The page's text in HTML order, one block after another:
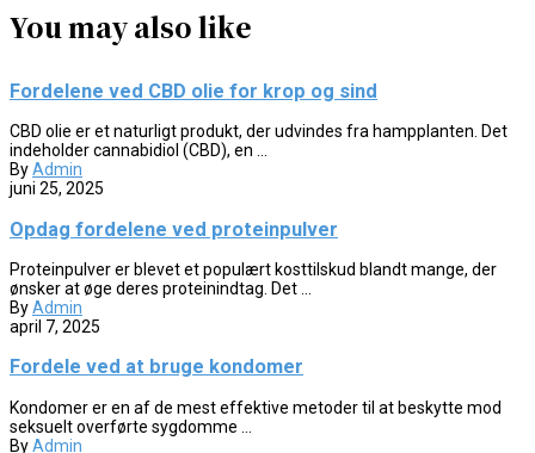
You may also like
Fordelene ved CBD olie for krop og sind
CBD olie er et naturligt produkt, der udvindes fra hampplanten. Det
indeholder cannabidiol (CBD), en ...
ByAdmin
juni 25, 2025
Opdag fordelene ved proteinpulver
Proteinpulver er blevet et populært kosttilskud blandt mange, der
ønsker at øge deres proteinindtag. Det ...
ByAdmin
april 7, 2025
Fordele ved at bruge kondomer
Kondomer er en af de mest effektive metoder til at beskytte mod
seksuelt overførte sygdomme ...
ByAdmin